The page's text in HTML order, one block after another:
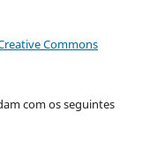
Commons
com os seguintes